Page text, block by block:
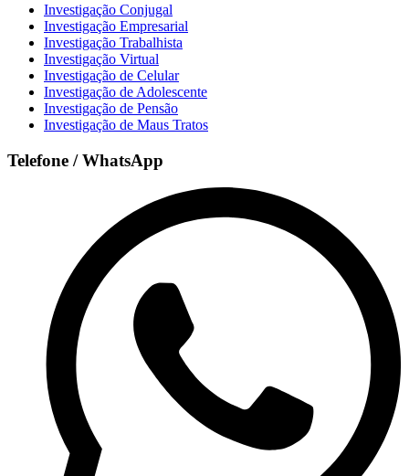
Investigação Conjugal
Investigação Empresarial
Investigação Trabalhista
Investigação Virtual
Investigação de Celular
Investigação de Adolescente
Investigação de Pensão
Investigação de Maus Tratos
Telefone / WhatsApp